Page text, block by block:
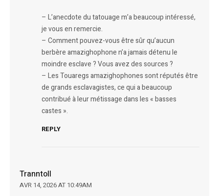
– L’anecdote du tatouage m’a beaucoup intéressé,
je vous en remercie.
– Comment pouvez-vous être sûr qu’aucun
berbère amazighophone n’a jamais détenu le
moindre esclave ? Vous avez des sources ?
– Les Touaregs amazighophones sont réputés être
de grands esclavagistes, ce qui a beaucoup
contribué à leur métissage dans les « basses
castes ».
REPLY
Tranntoll
AVR 14, 2026 AT 10:49AM